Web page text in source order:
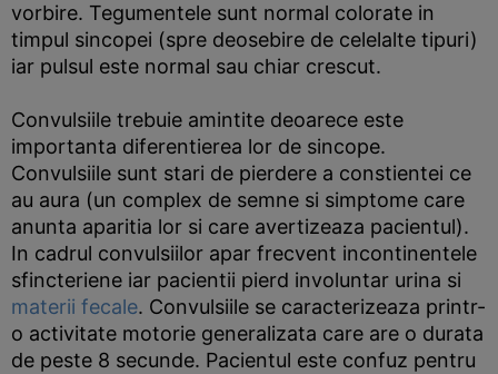
vorbire. Tegumentele sunt normal colorate in
timpul sincopei (spre deosebire de celelalte tipuri)
iar pulsul este normal sau chiar crescut.
Convulsiile trebuie amintite deoarece este
importanta diferentierea lor de sincope.
Convulsiile sunt stari de pierdere a constientei ce
au aura (un complex de semne si simptome care
anunta aparitia lor si care avertizeaza pacientul).
In cadrul convulsiilor apar frecvent incontinentele
sfincteriene iar pacientii pierd involuntar urina si
materii fecale. Convulsiile se caracterizeaza printr-
o activitate motorie generalizata care are o durata
de peste 8 secunde. Pacientul este confuz pentru